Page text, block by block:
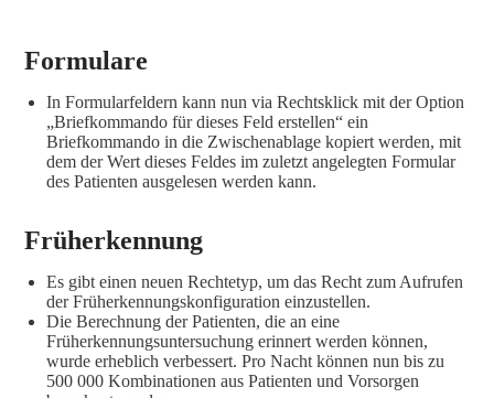
Formulare
In Formularfeldern kann nun via Rechtsklick mit der Option
„Briefkommando für dieses Feld erstellen“ ein
Briefkommando in die Zwischenablage kopiert werden, mit
dem der Wert dieses Feldes im zuletzt angelegten Formular
des Patienten ausgelesen werden kann.
Früherkennung
Es gibt einen neuen Rechtetyp, um das Recht zum Aufrufen
der Früherkennungskonfiguration einzustellen.
Die Berechnung der Patienten, die an eine
Früherkennungsuntersuchung erinnert werden können,
wurde erheblich verbessert. Pro Nacht können nun bis zu
500 000 Kombinationen aus Patienten und Vorsorgen